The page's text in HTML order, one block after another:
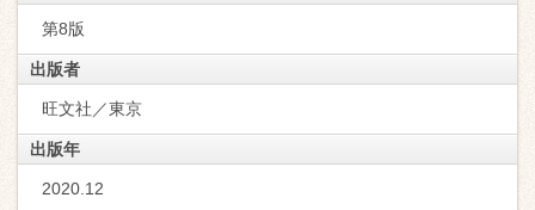
第8版
出版者
旺文社／東京
出版年
2020.12